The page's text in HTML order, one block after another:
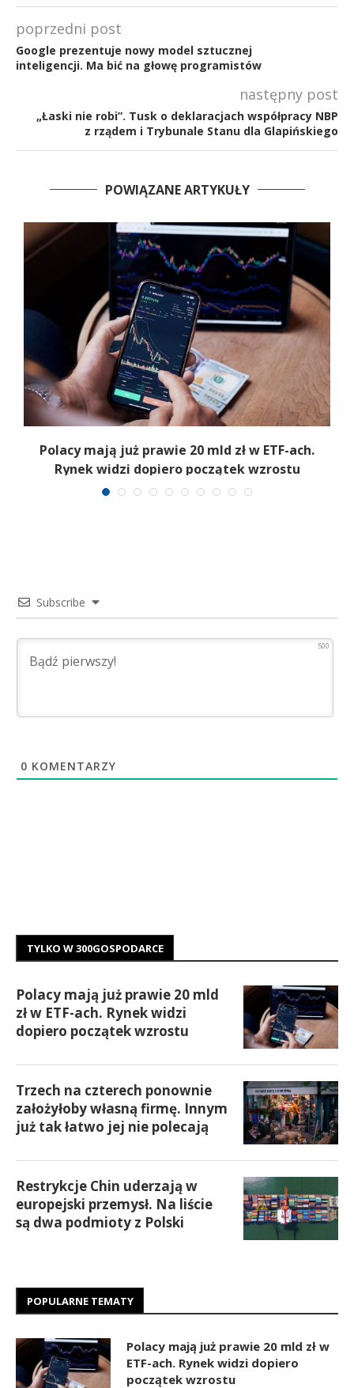
poprzedni post
Google prezentuje nowy model sztucznej
inteligencji. Ma bić na głowę programistów
następny post
„Łaski nie robi”. Tusk o deklaracjach współpracy NBP
z rządem i Trybunale Stanu dla Glapińskiego
POWIĄZANE ARTYKUŁY
Polacy mają już prawie 20 mld zł w ETF-ach.
Rynek widzi dopiero początek wzrostu
Subscribe
500
0 KOMENTARZY
TYLKO W 300GOSPODARCE
Polacy mają już prawie 20 mld
zł w ETF-ach. Rynek widzi
dopiero początek wzrostu
Trzech na czterech ponownie
założyłoby własną firmę. Innym
już tak łatwo jej nie polecają
Restrykcje Chin uderzają w
europejski przemysł. Na liście
są dwa podmioty z Polski
POPULARNE TEMATY
Polacy mają już prawie 20 mld zł w
ETF-ach. Rynek widzi dopiero
początek wzrostu